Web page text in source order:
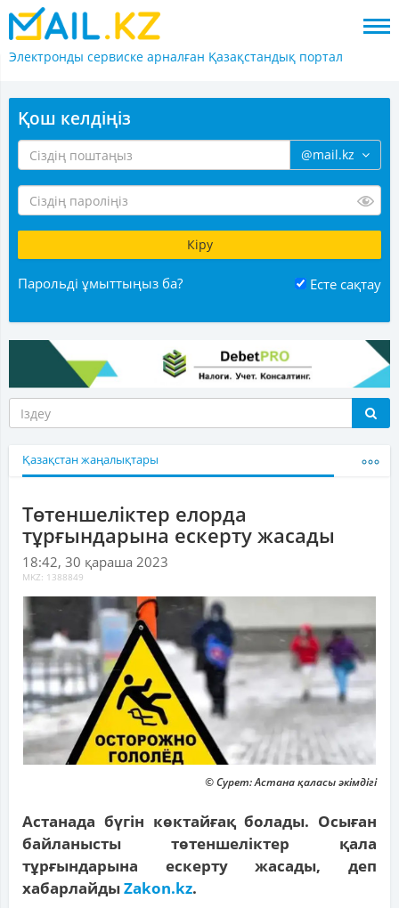
Электронды сервиске арналған Қазақстандық портал
Қош келдіңіз
@mail.kz
Парольді ұмыттыңыз ба? Есте сақтау
Қазақстан жаңалықтары
Төтеншеліктер елорда
тұрғындарына ескерту жасады
18:42, 30 қараша 2023
MKZ: 1388849
© Сурет: Астана қаласы әкімдігі
Астанада бүгін көктайғақ болады. Осыған
байланысты төтеншеліктер қала
тұрғындарына ескерту жасады, деп
хабарлайдыZakon.kz.